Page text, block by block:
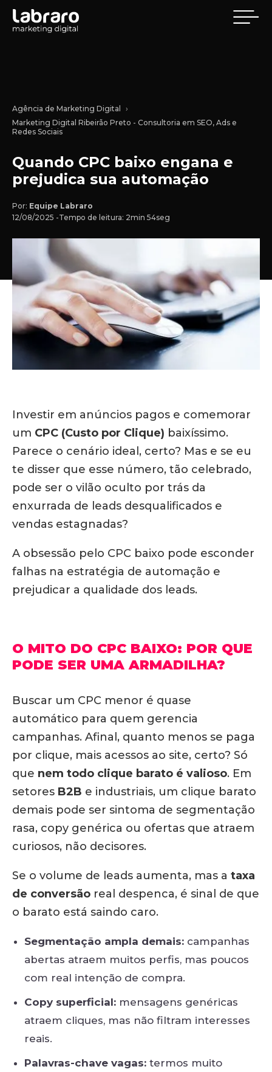
Agência de Marketing Digital
Marketing Digital Ribeirão Preto - Consultoria em SEO, Ads e
Redes Sociais
Quando CPC baixo engana e
prejudica sua automação
Por: Equipe Labraro
12/08/2025 -Tempo de leitura: 2min 54seg
Investir em anúncios pagos e comemorar
um CPC (Custo por Clique) baixíssimo.
Parece o cenário ideal, certo? Mas e se eu
te disser que esse número, tão celebrado,
pode ser o vilão oculto por trás da
enxurrada de leads desqualificados e
vendas estagnadas?
A obsessão pelo CPC baixo pode esconder
falhas na estratégia de automação e
prejudicar a qualidade dos leads.
O MITO DO CPC BAIXO: POR QUE
PODE SER UMA ARMADILHA?
Buscar um CPC menor é quase
automático para quem gerencia
campanhas. Afinal, quanto menos se paga
por clique, mais acessos ao site, certo? Só
que nem todo clique barato é valioso. Em
setores B2B e industriais, um clique barato
demais pode ser sintoma de segmentação
rasa, copy genérica ou ofertas que atraem
curiosos, não decisores.
Se o volume de leads aumenta, mas a taxa
de conversão real despenca, é sinal de que
o barato está saindo caro.
Segmentação ampla demais: campanhas
abertas atraem muitos perfis, mas poucos
com real intenção de compra.
Copy superficial: mensagens genéricas
atraem cliques, mas não filtram interesses
reais.
Palavras-chave vagas: termos muito